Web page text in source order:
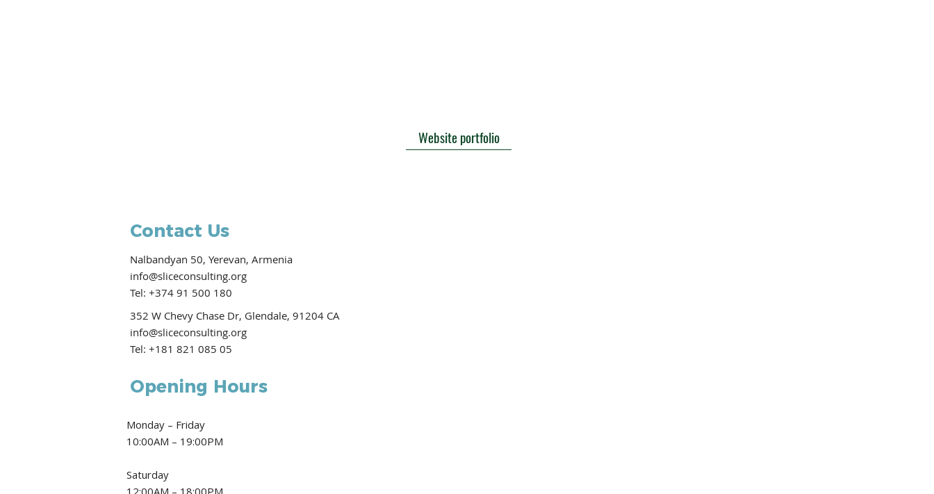
Website portfolio
Contact Us
Nalbandyan 50, Yerevan, Armenia
info@sliceconsulting.org
Tel: +374 91 500 180
352 W Chevy Chase Dr, Glendale, 91204 CA
info@sliceconsulting.org
Tel: +181 821 085 05
Opening Hours
Monday – Friday
10:00AM – 19:00PM
Saturday
12:00AM – 18:00PM